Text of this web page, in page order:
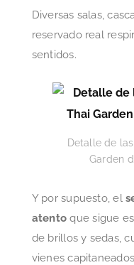
Diversas salas,
reservado real
sentidos.
Detalle de
Garden
Y por supuesto, el
atento que sigue
de brillos y sedas,
vienes